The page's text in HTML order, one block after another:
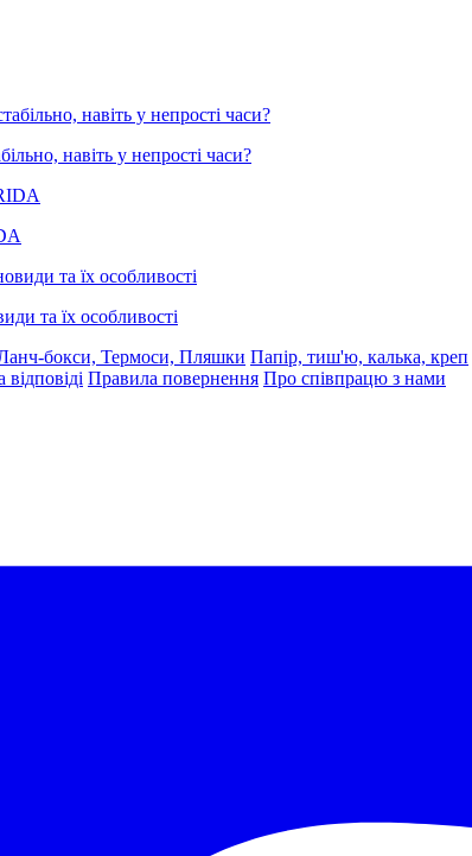
навіть у непрості часи?
та їх особливості
бокси, Термоси, Пляшки Папір, тиш'ю, калька, креп
Правила повернення Про співпрацю з нами